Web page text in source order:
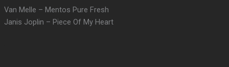
Van Melle – Mentos Pure Fresh
Janis Joplin – Piece Of My Heart